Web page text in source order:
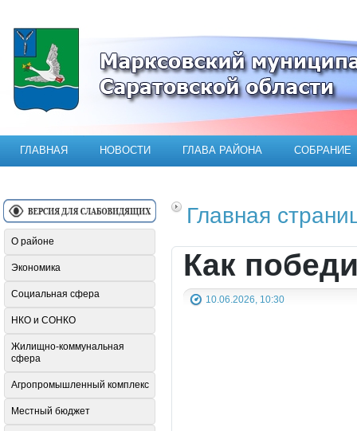
Официальный сайт Марксовского
ГЛАВНАЯ НОВОСТИ ГЛАВА РАЙОНА СОБРАНИЕ
Главная
Как
10.06.2026, 10:30
О районе
Экономика
Социальная сфера
НКО и СОНКО
Жилищно-коммунальная
сфера
Агропромышленный комплекс
Местный бюджет